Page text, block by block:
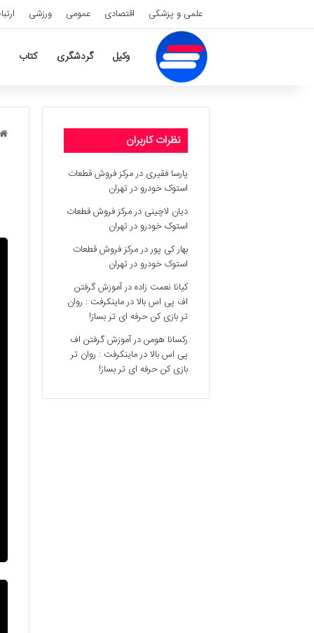
علمی و پزشکی اقتصادی عمومی ورزشی
وکیل گردشگری کتاب
نظرات کاربران
پارسا فقیری درمرکز فروش قطعات
استوک خودرو در تهران
دیان لاچینی درمرکز فروش قطعات
استوک خودرو در تهران
بهار کی پوردرمرکز فروش قطعات
استوک خودرو در تهران
کیانا نعمت زادهدرآموزش گرفتن
اف پی اس بالا در ماینکرفت : روان
تر بازی کن حرفه ای تر بساز!
رکسانا هومندرآموزش گرفتن اف
پی اس بالا در ماینکرفت : روان تر
بازی کن حرفه ای تر بساز!